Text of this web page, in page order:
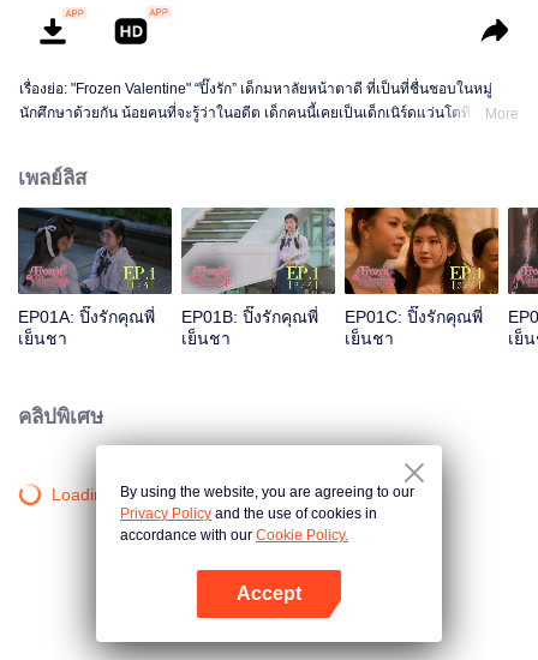
เรื่องย่อ: "Frozen Valentine" “ปิ๊งรัก” เด็กมหาลัยหน้าตาดี ที่เป็นที่ชื่นชอบในหมู่
นักศึกษาด้วยกัน น้อยคนที่จะรู้ว่าในอดีต เด็กคนนี้เคยเป็นเด็กเนิร์ดแว่นโตที่ขี้อาย
แว่นที่เคยเดินตามต้อยๆ ถ้ารู้ว่าเด็กหน้าสวยคนนี้ เคยแอบชอบตัวเองมาก่อนจะเป็น
ยังไง
More
เพลย์ลิส
EP01A: ปิ๊งรักคุณพี่
เย็นชา
EP01B: ปิ๊งรักคุณพี่
เย็นชา
EP01C: ปิ๊งรักคุณพี่
เย็นชา
เย็
คลิปพิเศษ
Loading…By using the website, you are agreeing to our
Privacy Policy and the use of cookies in
accordance with our Cookie Policy.
Accept